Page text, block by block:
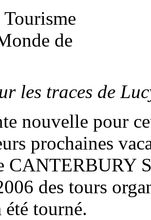
les traces de
nouvelle pour
prochaines
CANTERBURY
des tours
été tourné.